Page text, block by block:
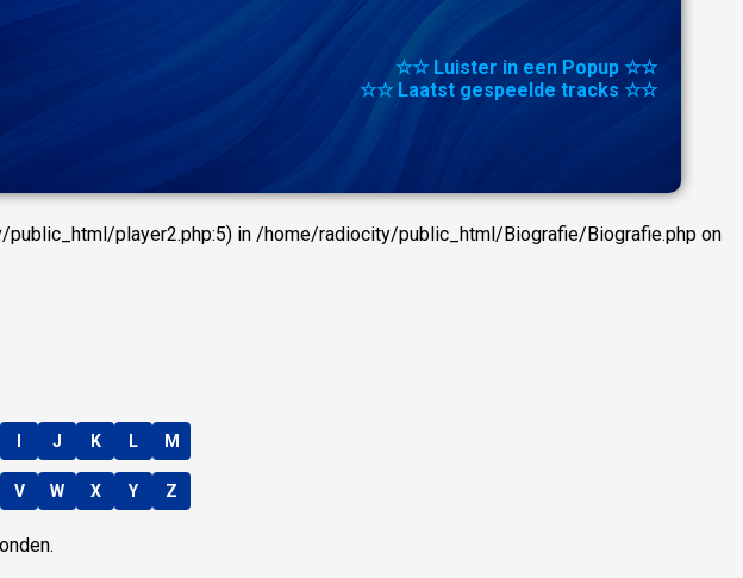
☆☆ Luister in een Popup ☆☆
☆☆ Laatst gespeelde tracks ☆☆
player2.php:5) in /home/radiocity/public_html/Biografie/Biografie.php on
J K L M
V W X Y Z